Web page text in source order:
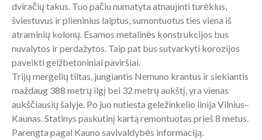
dviračių takus. Tuo pačiu numatyta atnaujinti turėklus,
šviestuvus ir plieninius laiptus, sumontuotus ties viena iš
atraminių kolonų. Esamos metalinės konstrukcijos bus
nuvalytos ir perdažytos. Taip pat bus sutvarkyti korozijos
paveikti gelžbetoniniai paviršiai.
Trijų mergelių tiltas, jungiantis Nemuno krantus ir siekiantis
maždaug 388 metrų ilgį bei 32 metrų aukštį, yra vienas
aukščiausių šalyje. Po juo nutiesta geležinkelio linija Vilnius–
Kaunas. Statinys paskutinį kartą remontuotas prieš 8 metus.
Parengta pagal Kauno savivaldybės informaciją.